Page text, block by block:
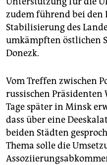
zudem führend bei den
Stabilisierung des
umkämpften östlichen
Donezk.
Vom Treffen zwischen
russischen
Tage später in Minsk
dass über eine
beiden Städten
Thema solle die